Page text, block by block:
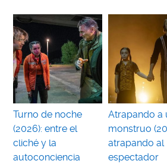
Turno de noche
(2026): entre el
cliché y la
autoconciencia
Atrapando a
monstruo
atrapando al
espectador